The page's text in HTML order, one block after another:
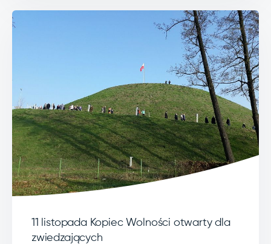
11 listopada Kopiec Wolności otwarty dla
zwiedzających